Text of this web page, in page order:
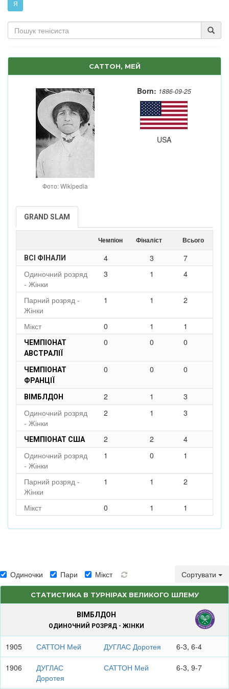
Я
САТТОН, МЕЙ
Фото: Wikipedia
Born: 1886-09-25
USA
GRAND SLAM
Чемпіон Фіналіст Всього
ВСІ ФІНАЛИ 4 3
7
Одиночний розряд
- Жінки
3 1 4
Парний розряд -
Жінки
1 1 2
Мікст 0 1 1
ЧЕМПІОНАТ
АВСТРАЛІЇ
0 0 0
ЧЕМПІОНАТ
ФРАНЦІЇ
0 0 0
ВІМБЛДОН 2 1
3
Одиночний розряд
- Жінки
2 1 3
ЧЕМПІОНАТ США 2 2
4
Одиночний розряд
- Жінки
1 0 1
Парний розряд -
Жінки
1 1 2
Мікст 0 1 1
Одиночки Пари Мікст Сортувати
СТАТИСТИКА В ТУРНІРАХ ВЕЛИКОГО ШЛЕМУ
ВІМБЛДОН
ОДИНОЧНИЙ РОЗРЯД - ЖІНКИ
1905 САТТОН Мей ДУГЛАС Доротея 6-3, 6-4
1906
ДУГЛАС
Доротея
САТТОН Мей 6-3, 9-7